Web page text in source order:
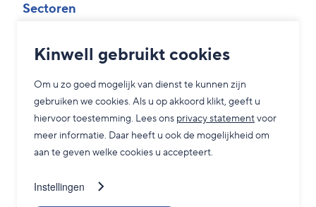
Kinwell gebruikt cookies
Om u zo goed mogelijk van dienst te kunnen zijn
gebruiken we cookies. Als u op akkoord klikt, geeft u
hiervoor toestemming. Lees ons privacy statementvoor
meer informatie. Daar heeft u ook de mogelijkheid om
aan te geven welke cookies u accepteert.
Instellingen
Sectoren
MKB
Zorg
Grootzakelijk
Service
Adviesgesprek